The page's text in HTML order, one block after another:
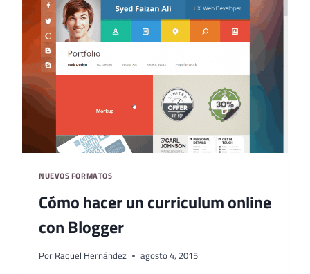
WORDPRESS
NUEVOS FORMATOS
Cómo hacer un curriculum online
con Blogger
Por Raquel Hernández agosto 4, 2015